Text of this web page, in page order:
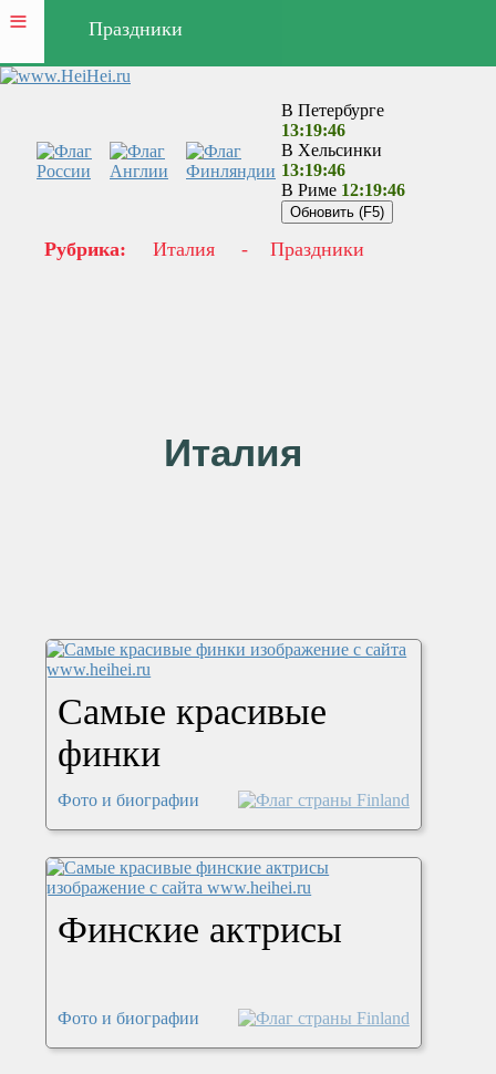
≡ Праздники
В Петербурге
13:19:46
В Хельсинки
13:19:46
В Риме 12:19:46
Рубрика: Италия - Праздники
Италия
Самые красивые
финки
Фото и биографии
Финские актрисы
Фото и биографии